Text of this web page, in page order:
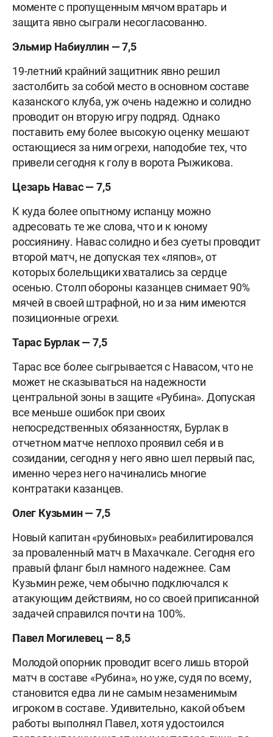
моменте с пропущенным мячом вратарь и
защита явно сыграли несогласованно.
Эльмир Набиуллин — 7,5
19-летний крайний защитник явно решил
застолбить за собой место в основном составе
казанского клуба, уж очень надежно и солидно
проводит он вторую игру подряд. Однако
поставить ему более высокую оценку мешают
остающиеся за ним огрехи, наподобие тех, что
привели сегодня к голу в ворота Рыжикова.
Цезарь Навас — 7,5
К куда более опытному испанцу можно
адресовать те же слова, что и к юному
россиянину. Навас солидно и без суеты проводит
второй матч, не допуская тех «ляпов», от
которых болельщики хватались за сердце
осенью. Столп обороны казанцев снимает 90%
мячей в своей штрафной, но и за ним имеются
позиционные огрехи.
Тарас Бурлак — 7,5
Тарас все более сыгрывается с Навасом, что не
может не сказываться на надежности
центральной зоны в защите «Рубина». Допуская
все меньше ошибок при своих
непосредственных обязанностях, Бурлак в
отчетном матче неплохо проявил себя и в
созидании, сегодня у него явно шел первый пас,
именно через него начинались многие
контратаки казанцев.
Олег Кузьмин — 7,5
Новый капитан «рубиновых» реабилитировался
за проваленный матч в Махачкале. Сегодня его
правый фланг был намного надежнее. Сам
Кузьмин реже, чем обычно подключался к
атакующим действиям, но со своей приписанной
задачей справился почти на 100%.
Павел Могилевец — 8,5
Молодой опорник проводит всего лишь второй
матч в составе «Рубина», но уже, судя по всему,
становится едва ли не самым незаменимым
игроком в составе. Удивительно, какой объем
работы выполнял Павел, хотя удостоился